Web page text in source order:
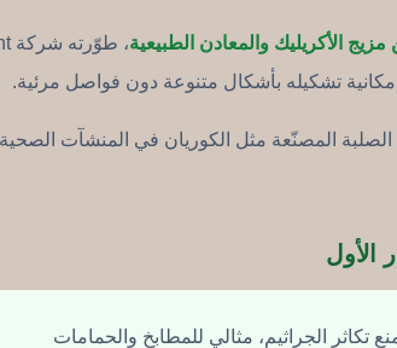
الأكريليك والمعادن الطبيعية
تشكيله بأشكال متنوعة دون فواصل مرئية.
المصنّعة مثل الكوريان في المنشآت
الأول
الجراثيم، مثالي للمطابخ والحمامات